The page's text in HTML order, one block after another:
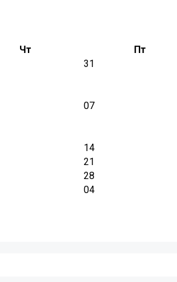
Чт Пт
31
07
14
21
28
04